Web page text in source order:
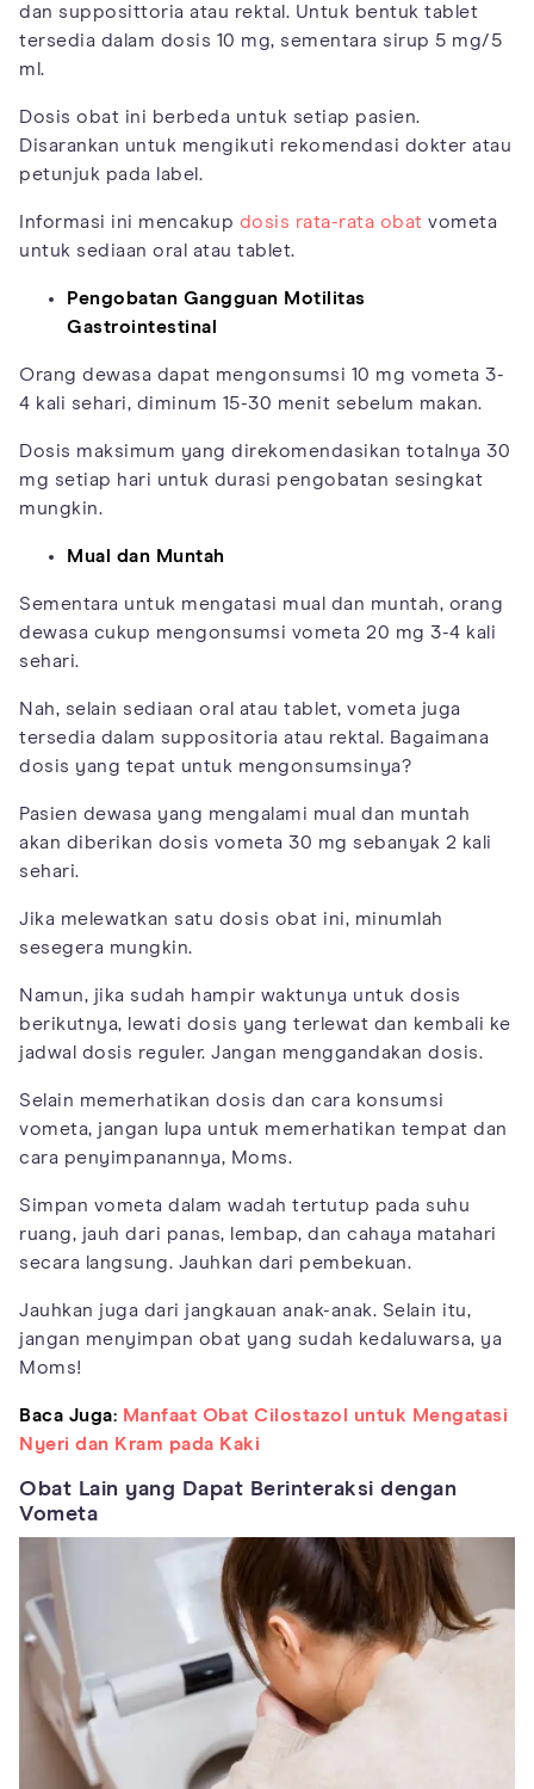
dan supposittoria atau rektal. Untuk bentuk tablet
tersedia dalam dosis 10 mg, sementara sirup 5 mg/5
ml.
Dosis obat ini berbeda untuk setiap pasien.
Disarankan untuk mengikuti rekomendasi dokter atau
petunjuk pada label.
Informasi ini mencakup dosis rata-rata obat vometa
untuk sediaan oral atau tablet.
Pengobatan Gangguan Motilitas
Gastrointestinal
Orang dewasa dapat mengonsumsi 10 mg vometa 3-
4 kali sehari, diminum 15-30 menit sebelum makan.
Dosis maksimum yang direkomendasikan totalnya 30
mg setiap hari untuk durasi pengobatan sesingkat
mungkin.
Mual dan Muntah
Sementara untuk mengatasi mual dan muntah, orang
dewasa cukup mengonsumsi vometa 20 mg 3-4 kali
sehari.
Nah, selain sediaan oral atau tablet, vometa juga
tersedia dalam suppositoria atau rektal. Bagaimana
dosis yang tepat untuk mengonsumsinya?
Pasien dewasa yang mengalami mual dan muntah
akan diberikan dosis vometa 30 mg sebanyak 2 kali
sehari.
Jika melewatkan satu dosis obat ini, minumlah
sesegera mungkin.
Namun, jika sudah hampir waktunya untuk dosis
berikutnya, lewati dosis yang terlewat dan kembali ke
jadwal dosis reguler. Jangan menggandakan dosis.
Selain memerhatikan dosis dan cara konsumsi
vometa, jangan lupa untuk memerhatikan tempat dan
cara penyimpanannya, Moms.
Simpan vometa dalam wadah tertutup pada suhu
ruang, jauh dari panas, lembap, dan cahaya matahari
secara langsung. Jauhkan dari pembekuan.
Jauhkan juga dari jangkauan anak-anak. Selain itu,
jangan menyimpan obat yang sudah kedaluwarsa, ya
Moms!
Baca Juga: Manfaat Obat Cilostazol untuk Mengatasi
Nyeri dan Kram pada Kaki
Obat Lain yang Dapat Berinteraksi dengan
Vometa